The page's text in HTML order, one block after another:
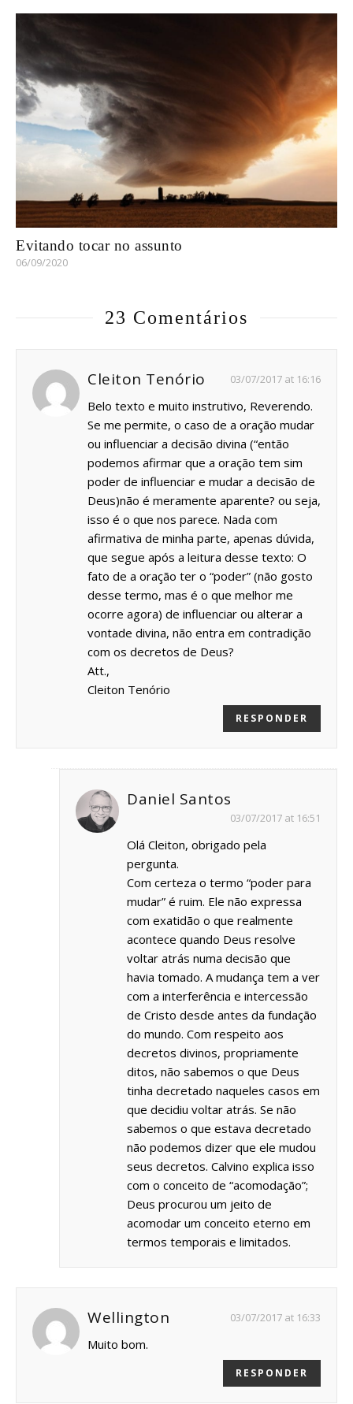
Evitando tocar no assunto
06/09/2020
23 Comentários
Cleiton Tenório 03/07/2017 at 16:16
Belo texto e muito instrutivo, Reverendo.
Se me permite, o caso de a oração mudar
ou influenciar a decisão divina (“então
podemos afirmar que a oração tem sim
poder de influenciar e mudar a decisão de
Deus)não é meramente aparente? ou seja,
isso é o que nos parece. Nada com
afirmativa de minha parte, apenas dúvida,
que segue após a leitura desse texto: O
fato de a oração ter o “poder” (não gosto
desse termo, mas é o que melhor me
ocorre agora) de influenciar ou alterar a
vontade divina, não entra em contradição
com os decretos de Deus?
Att.,
Cleiton Tenório
RESPONDER
Daniel Santos
03/07/2017 at 16:51
Olá Cleiton, obrigado pela
pergunta.
Com certeza o termo “poder para
mudar” é ruim. Ele não expressa
com exatidão o que realmente
acontece quando Deus resolve
voltar atrás numa decisão que
havia tomado. A mudança tem a ver
com a interferência e intercessão
de Cristo desde antes da fundação
do mundo. Com respeito aos
decretos divinos, propriamente
ditos, não sabemos o que Deus
tinha decretado naqueles casos em
que decidiu voltar atrás. Se não
sabemos o que estava decretado
não podemos dizer que ele mudou
seus decretos. Calvino explica isso
com o conceito de “acomodação”;
Deus procurou um jeito de
acomodar um conceito eterno em
termos temporais e limitados.
Wellington 03/07/2017 at 16:33
Muito bom.
RESPONDER